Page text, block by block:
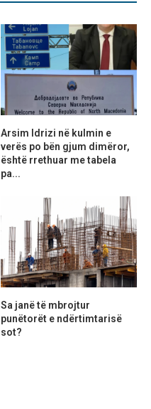
Arsim Idrizi në kulmin e
verës po bën gjum dimëror,
është rrethuar me tabela
pa...
Sa janë të mbrojtur
punëtorët e ndërtimtarisë
sot?